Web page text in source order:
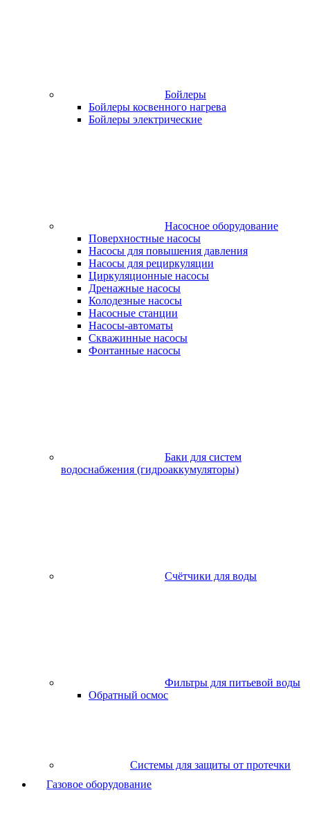
Бойлеры
Бойлеры косвенного нагрева
Бойлеры электрические
Насосное оборудование
Поверхностные насосы
Насосы для повышения давления
Насосы для рециркуляции
Циркуляционные насосы
Дренажные насосы
Колодезные насосы
Насосные станции
Насосы-автоматы
Скважинные насосы
Фонтанные насосы
Баки для систем
водоснабжения (гидроаккумуляторы)
Счётчики для воды
Фильтры для питьевой воды
Обратный осмос
Системы для защиты от протечки
Газовое оборудование